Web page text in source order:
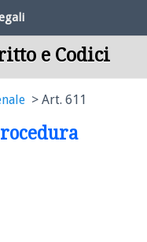
e Codici
Art. 611